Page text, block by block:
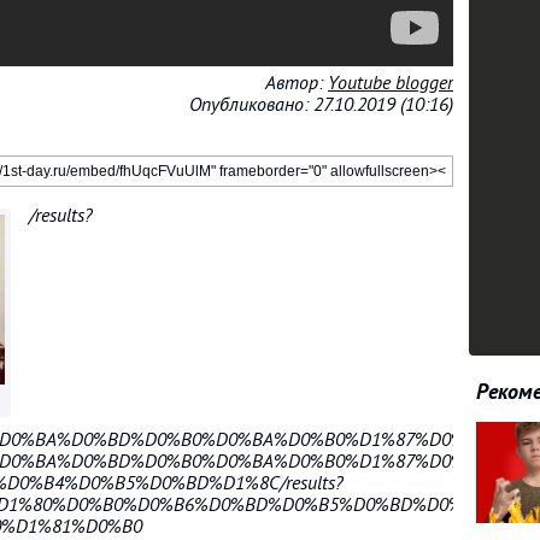
Автор: Youtube blogger
Опубликовано: 27.10.2019 (10:16)
/results?
results?